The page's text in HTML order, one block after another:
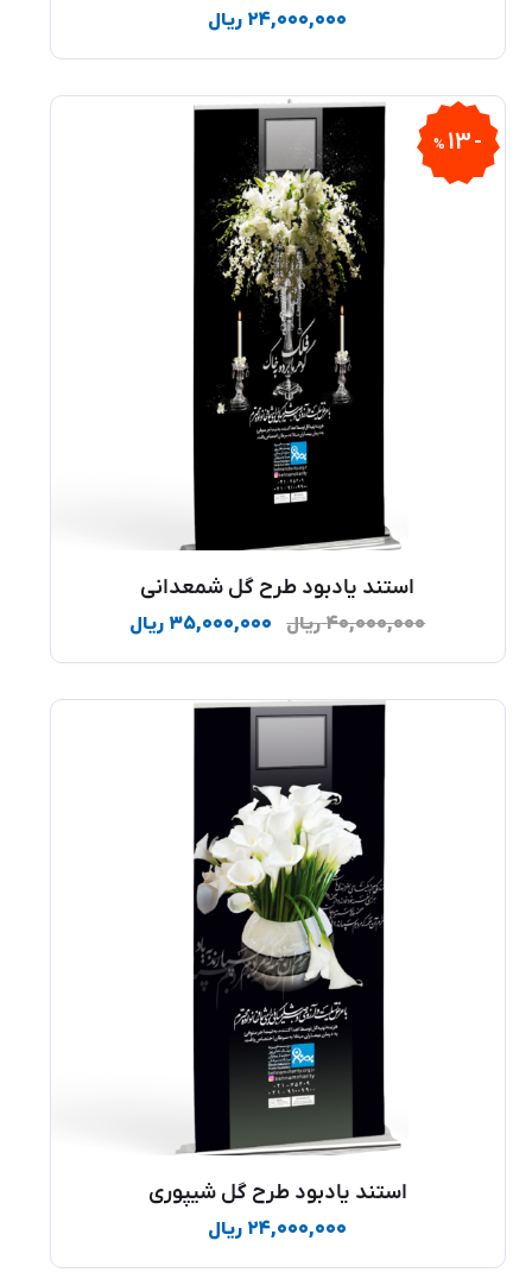
۲۴,۰۰۰,۰۰۰ ریال
13
%
استند یادبود طرح گل شمعدانی
۴۰,۰۰۰,۰۰۰ ریال ۳۵,۰۰۰,۰۰۰ ریال
استند یادبود طرح گل شیپوری
۲۴,۰۰۰,۰۰۰ ریال